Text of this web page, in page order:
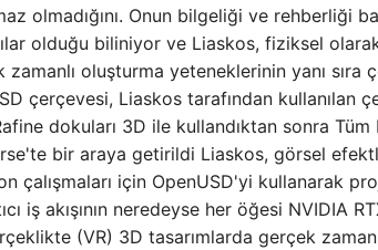
olmadığını. Onun bilgeliği ve rehberliği
olduğu biliniyor ve Liaskos, fiziksel
oluşturma yeteneklerinin yanı sıra
çerçevesi, Liaskos tarafından kullanılan
dokuları 3D ile kullandıktan sonra
bir araya getirildi Liaskos, görsel
çalışmaları için OpenUSD'yi kullanarak
iş akışının neredeyse her öğesi NVIDIA
(VR) 3D tasarımlarda gerçek